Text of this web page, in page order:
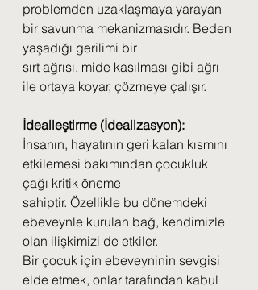
problemden uzaklaşmaya yarayan
bir savunma mekanizmasıdır. Beden
yaşadığı gerilimi bir
sırt ağrısı, mide kasılması gibi ağrı
ile ortaya koyar, çözmeye çalışır.
İdealleştirme (İdealizasyon):
İnsanın, hayatının geri kalan kısmını
etkilemesi bakımından çocukluk
çağı kritik öneme
sahiptir. Özellikle bu dönemdeki
ebeveynle kurulan bağ, kendimizle
olan ilişkimizi de etkiler.
Bir çocuk için ebeveyninin sevgisi
elde etmek, onlar tarafından kabul